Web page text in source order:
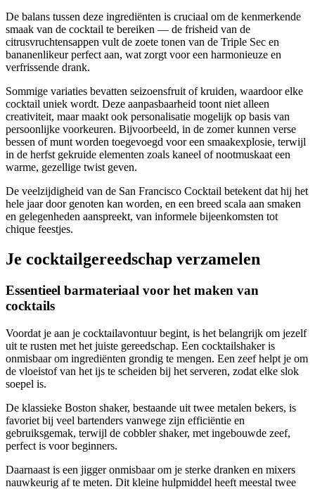
De balans tussen deze ingrediënten is cruciaal om de kenmerkende
smaak van de cocktail te bereiken — de frisheid van de
citrusvruchtensappen vult de zoete tonen van de Triple Sec en
bananenlikeur perfect aan, wat zorgt voor een harmonieuze en
verfrissende drank.
Sommige variaties bevatten seizoensfruit of kruiden, waardoor elke
cocktail uniek wordt. Deze aanpasbaarheid toont niet alleen
creativiteit, maar maakt ook personalisatie mogelijk op basis van
persoonlijke voorkeuren. Bijvoorbeeld, in de zomer kunnen verse
bessen of munt worden toegevoegd voor een smaakexplosie, terwijl
in de herfst gekruide elementen zoals kaneel of nootmuskaat een
warme, gezellige twist geven.
De veelzijdigheid van de San Francisco Cocktail betekent dat hij het
hele jaar door genoten kan worden, en een breed scala aan smaken
en gelegenheden aanspreekt, van informele bijeenkomsten tot
chique feestjes.
Je cocktailgereedschap verzamelen
Essentieel barmateriaal voor het maken van
cocktails
Voordat je aan je cocktailavontuur begint, is het belangrijk om jezelf
uit te rusten met het juiste gereedschap. Een cocktailshaker is
onmisbaar om ingrediënten grondig te mengen. Een zeef helpt je om
de vloeistof van het ijs te scheiden bij het serveren, zodat elke slok
soepel is.
De klassieke Boston shaker, bestaande uit twee metalen bekers, is
favoriet bij veel bartenders vanwege zijn efficiëntie en
gebruiksgemak, terwijl de cobbler shaker, met ingebouwde zeef,
perfect is voor beginners.
Daarnaast is een jigger onmisbaar om je sterke dranken en mixers
nauwkeurig af te meten. Dit kleine hulpmiddel heeft meestal twee